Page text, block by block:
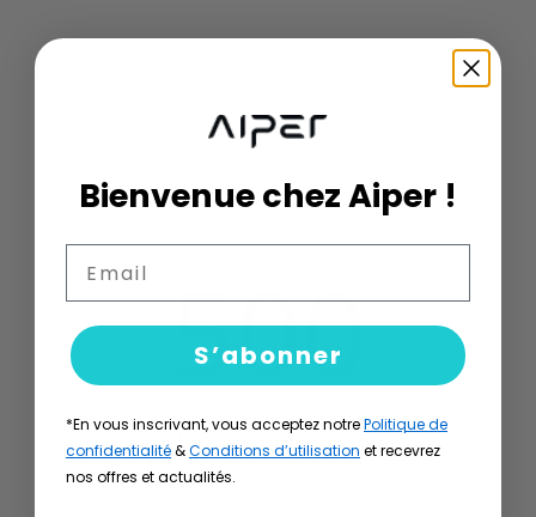
500
Désolé ! Cette page n'existe pas
Bienvenue chez Aiper !
S’abonner
*En vous inscrivant, vous acceptez notrePolitique de
confidentialité&Conditions d’utilisation et recevrez
nos offres et actualités.